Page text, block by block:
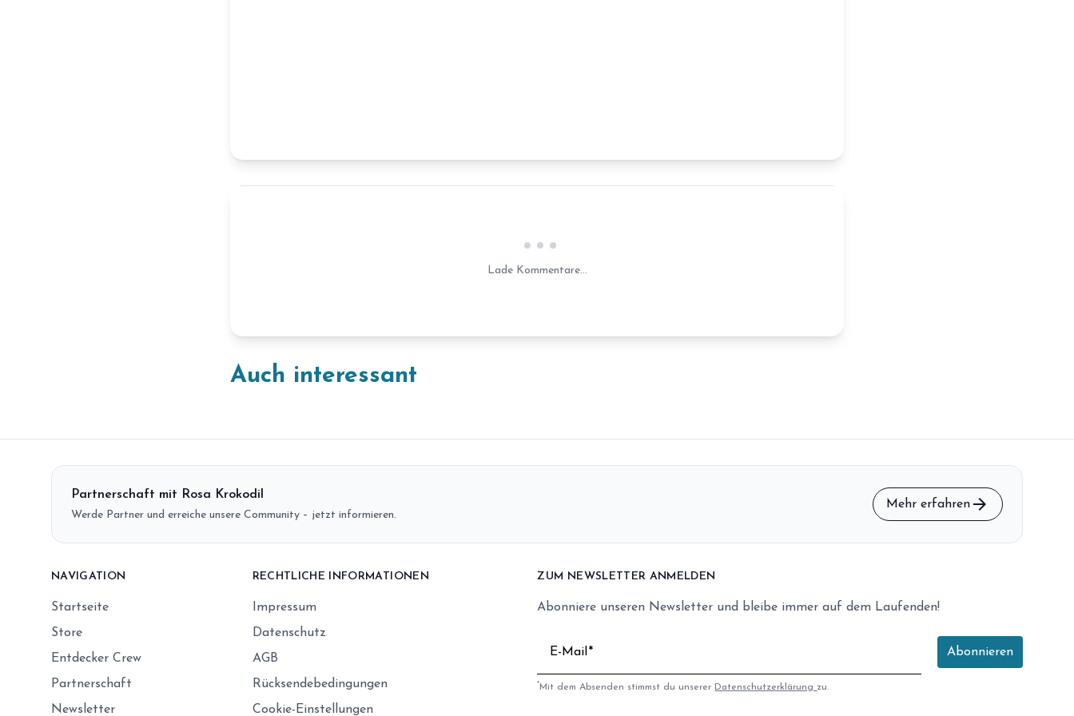
Lade Kommentare...
Auch interessant
Partnerschaft mit Rosa Krokodil
Werde Partner und erreiche unsere Community – jetzt informieren.
Mehr erfahren arrow_forward
NAVIGATION
Startseite
Store
Entdecker Crew
Partnerschaft
Newsletter
RECHTLICHE INFORMATIONEN
Impressum
Datenschutz
AGB
Rücksendebedingungen
Cookie-Einstellungen
ZUM NEWSLETTER ANMELDEN
Abonniere unseren Newsletter und bleibe immer auf dem Laufenden!
E-Mail Abonnieren
*Mit dem Absenden stimmst du unserer Datenschutzerklärung zu.